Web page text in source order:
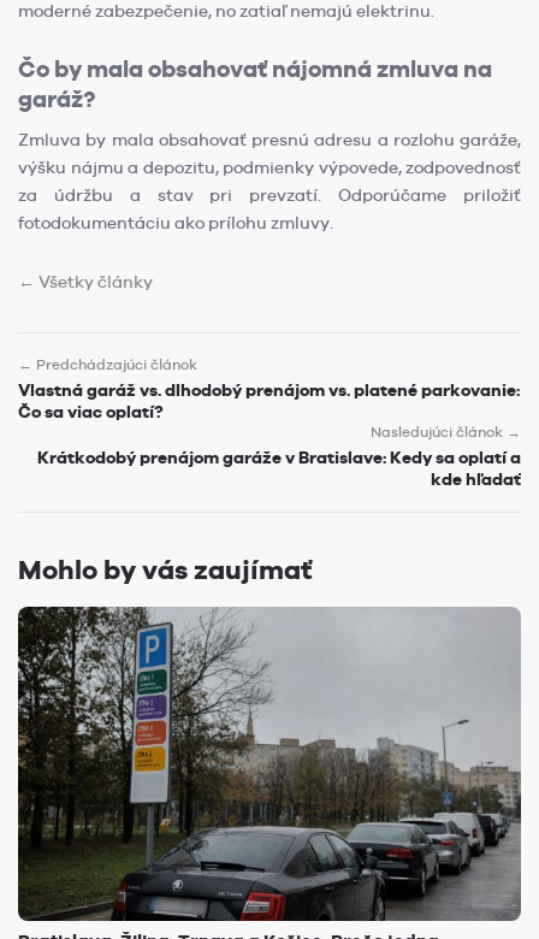
moderné zabezpečenie, no zatiaľ nemajú elektrinu.
Čo by mala obsahovať nájomná zmluva na
garáž?
Zmluva by mala obsahovať presnú adresu a rozlohu garáže,
výšku nájmu a depozitu, podmienky výpovede, zodpovednosť
za údržbu a stav pri prevzatí. Odporúčame priložiť
fotodokumentáciu ako prílohu zmluvy.
← Všetky články
← Predchádzajúci článok
Vlastná garáž vs. dlhodobý prenájom vs. platené parkovanie:
Čo sa viac oplatí?
Nasledujúci článok →
Krátkodobý prenájom garáže v Bratislave: Kedy sa oplatí a
kde hľadať
Mohlo by vás zaujímať